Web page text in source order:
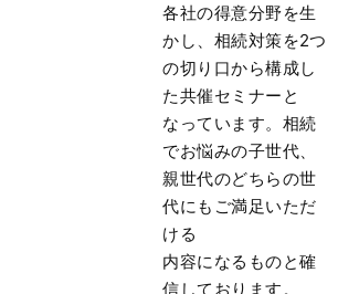
各社の得意分野を生
かし、相続対策を2つ
の切り口から構成し
た共催セミナーと
なっています。相続
でお悩みの子世代、
親世代のどちらの世
代にもご満足いただ
ける
内容になるものと確
信しております。